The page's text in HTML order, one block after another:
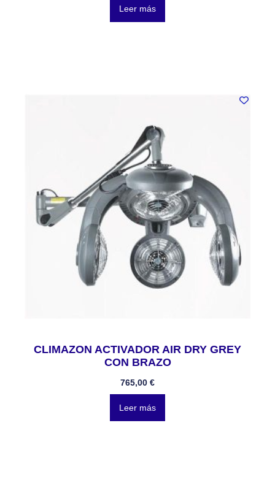
Leer más
CLIMAZON ACTIVADOR AIR DRY GREY
CON BRAZO
765,00 €
Leer más